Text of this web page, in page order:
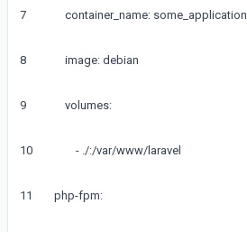
7
8
9
10
11
container_name: some_application
image: debian
volumes:
- ./:/var/www/ laravel
php-fpm: